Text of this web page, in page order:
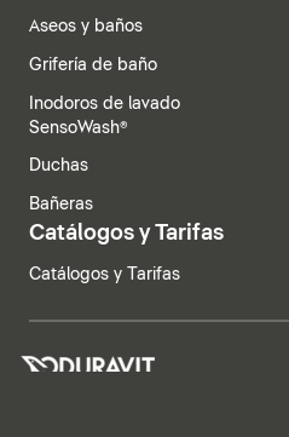
Aseos y baños
Grifería de baño
Inodoros de lavado
SensoWash®
Duchas
Bañeras
Catálogos y Tarifas
Catálogos y Tarifas